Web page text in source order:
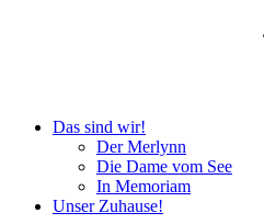
Das sind wir!
Der Merlynn
Die Dame vom See
In Memoriam
Unser Zuhause!